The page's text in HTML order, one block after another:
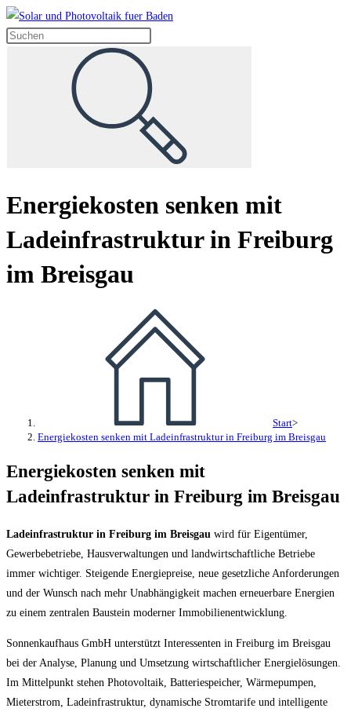
Zum
Inhalt
Energiekosten senken mit
Ladeinfrastruktur in Freiburg
im Breisgau
Start>
Energiekosten senken mit Ladeinfrastruktur in Freiburg im Breisgau
Energiekosten senken mit
Ladeinfrastruktur in Freiburg im Breisgau
Ladeinfrastruktur in Freiburg im Breisgau wird für Eigentümer,
Gewerbebetriebe, Hausverwaltungen und landwirtschaftliche Betriebe
immer wichtiger. Steigende Energiepreise, neue gesetzliche Anforderungen
und der Wunsch nach mehr Unabhängigkeit machen erneuerbare Energien
zu einem zentralen Baustein moderner Immobilienentwicklung.
Sonnenkaufhaus GmbH unterstützt Interessenten in Freiburg im Breisgau
bei der Analyse, Planung und Umsetzung wirtschaftlicher Energielösungen.
Im Mittelpunkt stehen Photovoltaik, Batteriespeicher, Wärmepumpen,
Mieterstrom, Ladeinfrastruktur, dynamische Stromtarife und intelligente